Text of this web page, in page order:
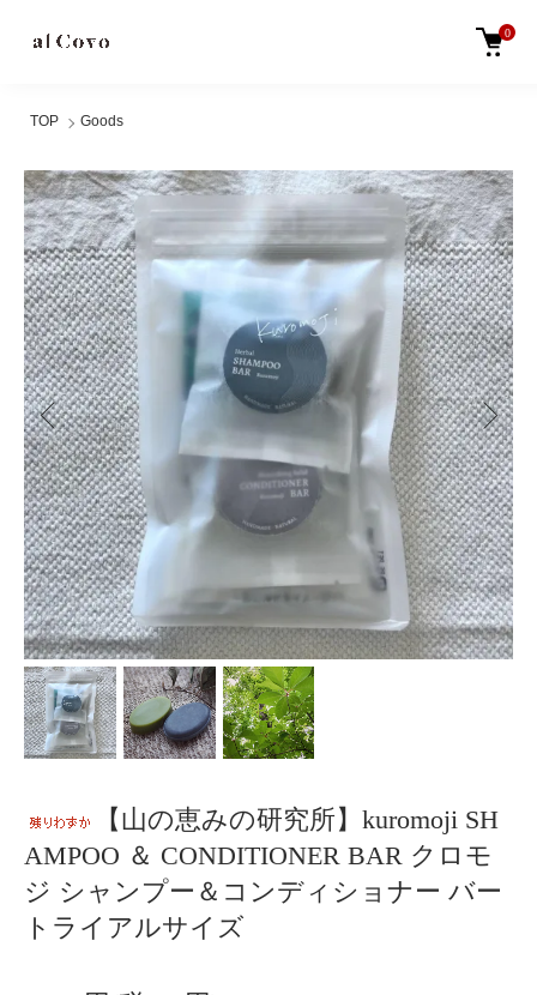
0
TOP Goods
【山の恵みの研究所】kuromoji SH
AMPOO ＆ CONDITIONER BAR クロモ
ジ シャンプー＆コンディショナー バー
トライアルサイズ